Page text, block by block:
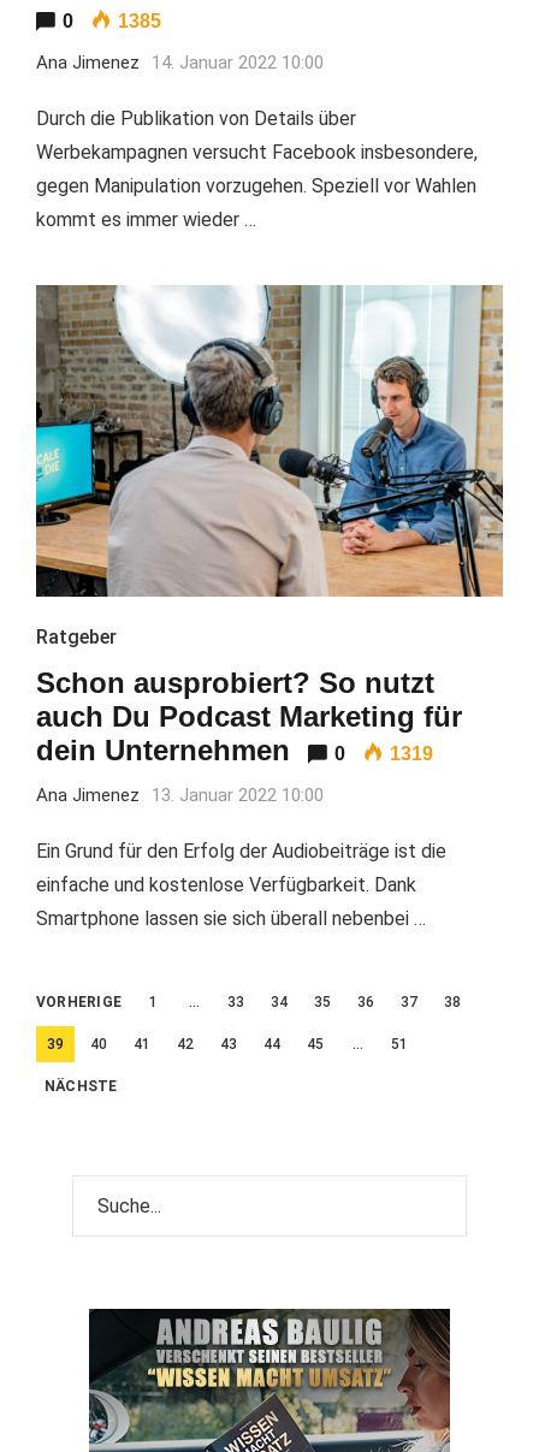
0 1385
Ana Jimenez 14. Januar 2022 10:00
Durch die Publikation von Details über
Werbekampagnen versucht Facebook insbesondere,
gegen Manipulation vorzugehen. Speziell vor Wahlen
kommt es immer wieder …
Ratgeber
Schon ausprobiert? So nutzt
auch Du Podcast Marketing für
dein Unternehmen
0 1319
Ana Jimenez 13. Januar 2022 10:00
Ein Grund für den Erfolg der Audiobeiträge ist die
einfache und kostenlose Verfügbarkeit. Dank
Smartphone lassen sie sich überall nebenbei …
Beitragsnavigation
VORHERIGE 1 … 33 34 35 36 37 38
39 40 41 42 43 44 45 … 51
NÄCHSTE